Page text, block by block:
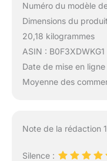
Numéro du modèle
Dimensions du
20,18 kilogrammes
ASIN : B0F3XDWKG1
Date de mise en
Moyenne des
Note de la rédaction
Silence :